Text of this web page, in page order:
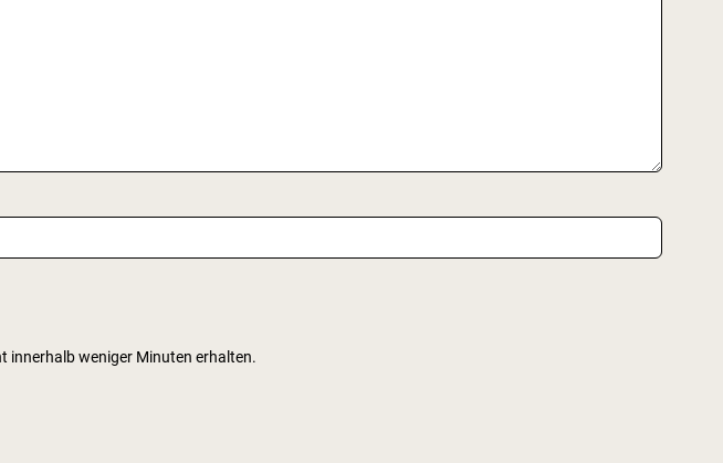
innerhalb weniger Minuten erhalten.